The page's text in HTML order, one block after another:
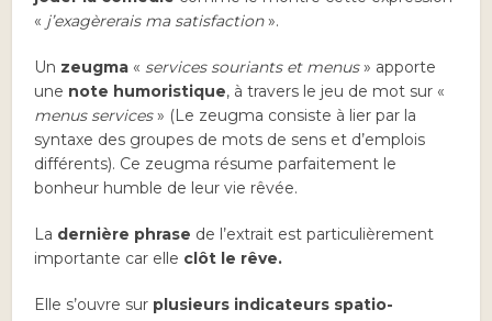
« j’exagèrerais ma satisfaction».
Un zeugma « services souriants et menus» apporte
une note humoristique, à travers le jeu de mot sur «
menus services» (Le zeugma consiste à lier par la
syntaxe des groupes de mots de sens et d’emplois
différents). Ce zeugma résume parfaitement le
bonheur humble de leur vie rêvée.
La dernière phrase de l’extrait est particulièrement
importante car elle clôt le rêve.
Elle s’ouvre sur plusieurs indicateurs spatio-